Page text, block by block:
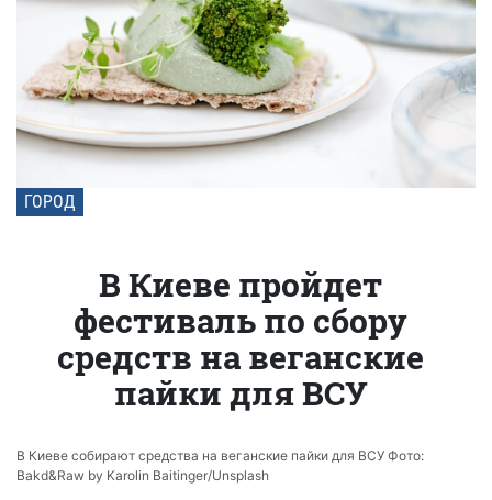
ГОРОД
В Киеве пройдет
фестиваль по сбору
средств на веганские
пайки для ВСУ
В Киеве собирают средства на веганские пайки для ВСУ Фото:
Bakd&Raw by Karolin Baitinger/Unsplash